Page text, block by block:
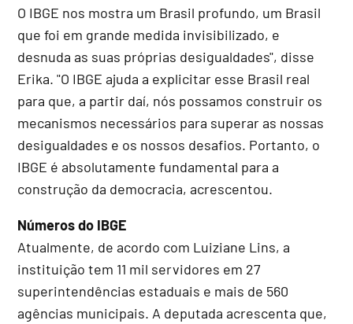
O IBGE nos mostra um Brasil profundo, um Brasil
que foi em grande medida invisibilizado, e
desnuda as suas próprias desigualdades", disse
Erika. "O IBGE ajuda a explicitar esse Brasil real
para que, a partir daí, nós possamos construir os
mecanismos necessários para superar as nossas
desigualdades e os nossos desafios. Portanto, o
IBGE é absolutamente fundamental para a
construção da democracia, acrescentou.
Números do IBGE
Atualmente, de acordo com Luiziane Lins, a
instituição tem 11 mil servidores em 27
superintendências estaduais e mais de 560
agências municipais. A deputada acrescenta que,